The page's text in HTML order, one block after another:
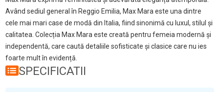
Având sediul general în Reggio Emilia, Max Mara este una dintre
cele mai mari case de modă din Italia, fiind sinonimă cu luxul, stilul și
calitatea. Colecția Max Mara este creată pentru femeia modernă și
independentă, care caută detaliile sofisticate și clasice care nu ies
foarte mult în evidență.
SPECIFICATII